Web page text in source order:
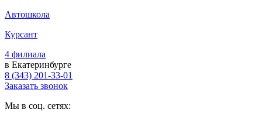
Автошкола
Курсант
4 филиала
в Екатеринбурге
8 (343) 201-33-01
Заказать звонок
Мы в соц. сетях: